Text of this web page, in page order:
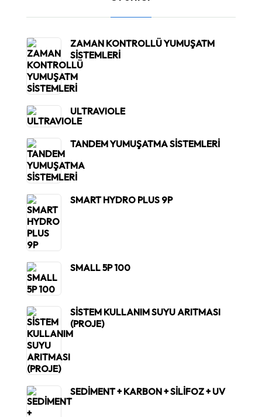
ZAMAN KONTROLLÜ YUMUŞATM
SİSTEMLERİ
ULTRAVIOLE
TANDEM YUMUŞATMA SİSTEMLERİ
SMART HYDRO PLUS 9P
SMALL 5P 100
SİSTEM KULLANIM SUYU ARITMASI
(PROJE)
SEDİMENT + KARBON + SİLİFOZ + UV